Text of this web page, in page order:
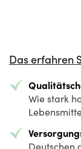
Das erfahren
Wie stark